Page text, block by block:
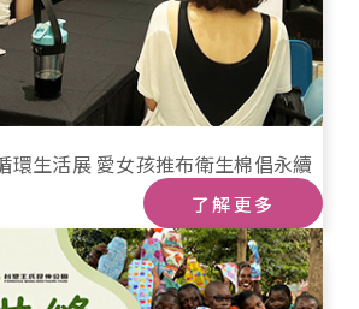
環生活展 愛女孩推布衛生棉倡永續
了解更多